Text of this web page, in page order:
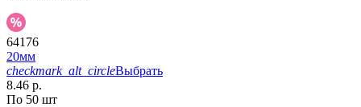
64176
20мм
checkmark_alt_circleВыбрать
8.46 р.
По 50 шт